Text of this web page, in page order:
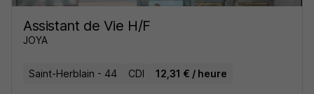
Assistant de Vie H/F
JOYA
Saint-Herblain - 44 CDI 12,31 € / heure